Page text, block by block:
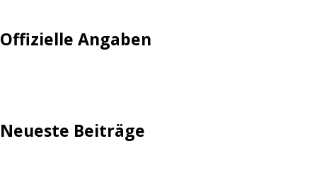
Offizielle Angaben
Neueste Beiträge